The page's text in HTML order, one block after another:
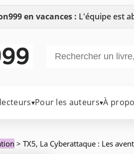
en vacances : L'équipe est
▾Pour les auteurs▾À
> TX5, La Cyberattaque : Les